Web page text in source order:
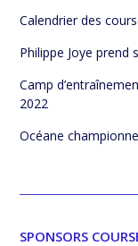
Calendrier des
Philippe Joye prend
Camp
2022
Océane
SPONSORS